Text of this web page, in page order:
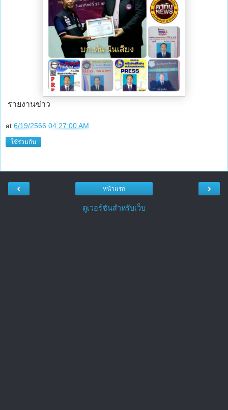
รายงานข่าว
at 6/19/2566 04:27:00 AM
ใช้ร่วมกัน
‹ ›
หน้าแรก
ดูเวอร์ชันสำหรับเว็บ